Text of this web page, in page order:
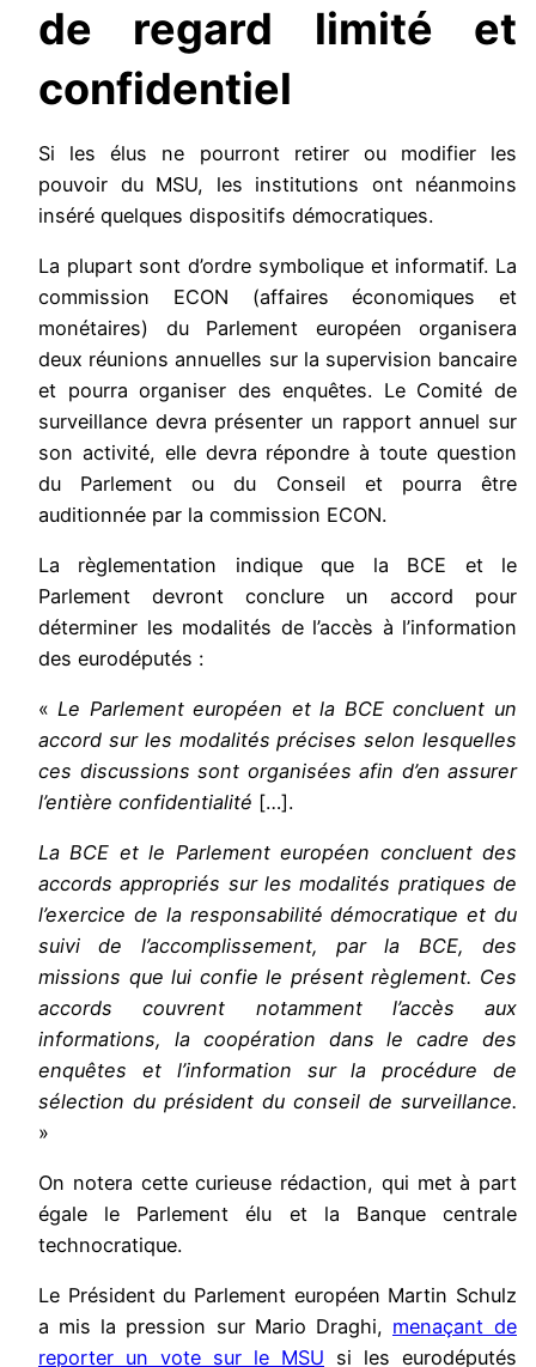
de regard limité et
confidentiel
Si les élus ne pourront retirer ou modifier les
pouvoir du MSU, les institutions ont néanmoins
inséré quelques dispositifs démocratiques.
La plupart sont d’ordre symbolique et informatif. La
commission ECON (affaires économiques et
monétaires) du Parlement européen organisera
deux réunions annuelles sur la supervision bancaire
et pourra organiser des enquêtes. Le Comité de
surveillance devra présenter un rapport annuel sur
son activité, elle devra répondre à toute question
du Parlement ou du Conseil et pourra être
auditionnée par la commission ECON.
La règlementation indique que la BCE et le
Parlement devront conclure un accord pour
déterminer les modalités de l’accès à l’information
des eurodéputés :
« Le Parlement européen et la BCE concluent un
accord sur les modalités précises selon lesquelles
ces discussions sont organisées afin d’en assurer
l’entière confidentialité […].
La BCE et le Parlement européen concluent des
accords appropriés sur les modalités pratiques de
l’exercice de la responsabilité démocratique et du
suivi de l’accomplissement, par la BCE, des
missions que lui confie le présent règlement. Ces
accords couvrent notamment l’accès aux
informations, la coopération dans le cadre des
enquêtes et l’information sur la procédure de
sélection du président du conseil de surveillance.
»
On notera cette curieuse rédaction, qui met à part
égale le Parlement élu et la Banque centrale
technocratique.
Le Président du Parlement européen Martin Schulz
a mis la pression sur Mario Draghi, menaçant de
reporter un vote sur le MSU si les eurodéputés